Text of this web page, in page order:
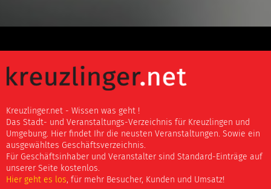
Kreuzlinger.net - Wissen was geht !
Das Stadt- und Veranstaltungs-Verzeichnis für Kreuzlingen und
Umgebung. Hier findet Ihr die neusten Veranstaltungen. Sowie ein
ausgewähltes Geschäftsverzeichnis.
Für Geschäftsinhaber und Veranstalter sind Standard-Einträge auf
unserer Seite kostenlos.
Hier geht es los, für mehr Besucher, Kunden und Umsatz!